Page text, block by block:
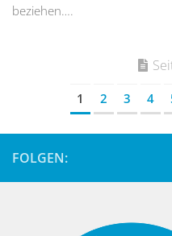
beziehen….
1 2 3 4
FOLGEN: